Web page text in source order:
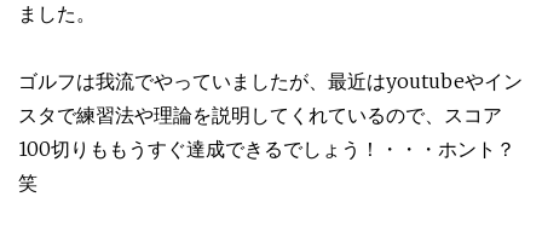
ました。
ゴルフは我流でやっていましたが、最近はyoutubeやイン
スタで練習法や理論を説明してくれているので、スコア
100切りももうすぐ達成できるでしょう！・・・ホント？
笑